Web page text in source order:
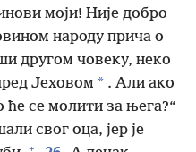
моји! Није добро
народу прича о
другом човеку, неко
Јеховом * . Али ако
ће се молити за њега?“
свог оца, јер је
+